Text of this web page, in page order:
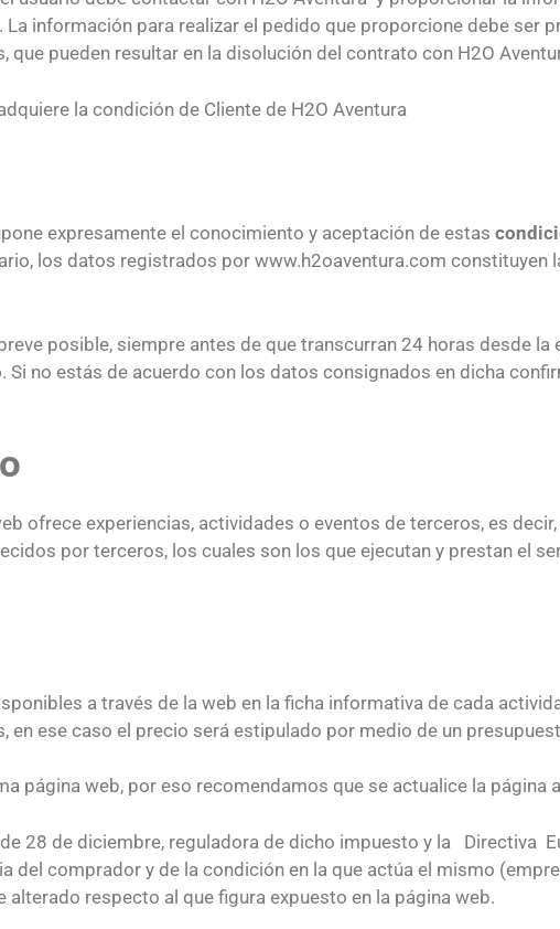
información para realizar el pedido que proporcione debe ser
pueden resultar en la disolución del contrato con H2O
la condición de Cliente de H2O Aventura
expresamente el conocimiento y aceptación de estas
los datos registrados por www.h2oaventura.com constituyen
posible, siempre antes de que transcurran 24 horas desde
. Si no estás de acuerdo con los datos consignados en dicha
ofrece experiencias, actividades o eventos de terceros, es
por terceros, los cuales son los que ejecutan y prestan el
a través de la web en la ficha informativa de cada
en ese caso el precio será estipulado por medio de un
página web, por eso recomendamos que se actualice la página
28 de diciembre, reguladora de dicho impuesto y la Directiva
del comprador y de la condición en la que actúa el mismo
respecto al que figura expuesto en la página web.